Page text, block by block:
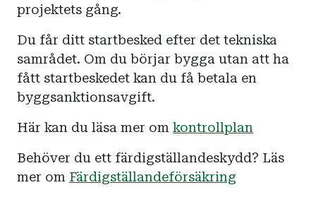
projektets gång.
Du får ditt startbesked efter det tekniska
samrådet. Om du börjar bygga utan att ha
fått startbeskedet kan du få betala en
byggsanktionsavgift.
Här kan du läsa mer om kontrollplan
Behöver du ett färdigställandeskydd? Läs
mer om Färdigställandeförsäkring